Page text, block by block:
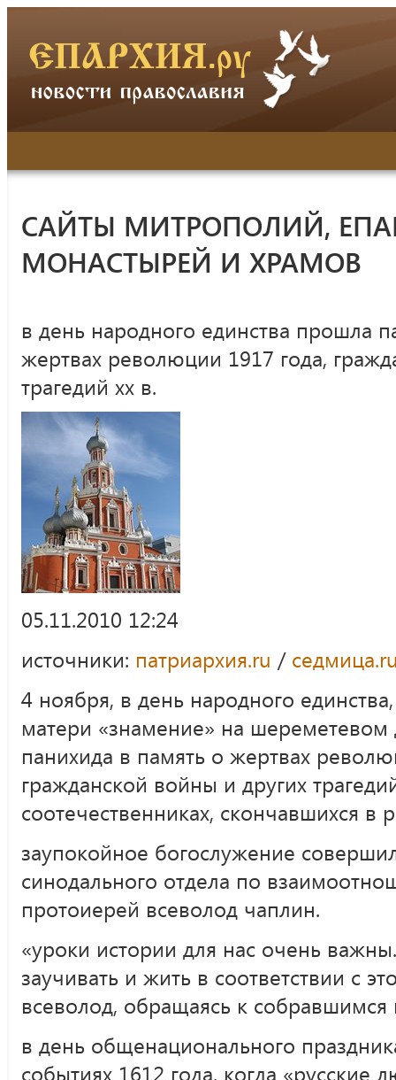
САЙТЫ МИТРОПОЛИЙ,
МОНАСТЫРЕЙ И ХРАМОВ
в день народного единства прошла
жертвах революции 1917 года,
трагедий хх в.
05.11.2010 12:24
источники: патриархия.ru /
4 ноября, в день народного
матери «знамение» на
панихида в память о жертвах
гражданской войны и других
соотечественниках, скончавшихся в
заупокойное богослужение
синодального отдела по
протоиерей всеволод чаплин.
«уроки истории для нас очень
заучивать и жить в соответствии с
всеволод, обращаясь к
в день общенационального
событиях 1612 года, когда «русские